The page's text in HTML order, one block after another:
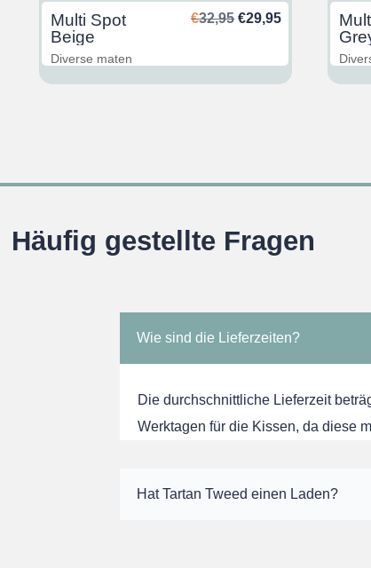
Multi Spot
Beige
€32,95 Ursprünglicher
€32,95
€29,95Aktueller
€29,95.
Diverse maten
Häufig gestellte Fragen
Wie sind die Lieferzeiten?
Die durchschnittliche Lieferzeit
Werktagen für die Kissen, da diese
Hat Tartan Tweed einen Laden?